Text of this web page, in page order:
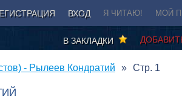
ВХОД Я ЧИТАЮ! МОЙ
В ЗАКЛАДКИ
- Рылеев Кондратий Стр. 1